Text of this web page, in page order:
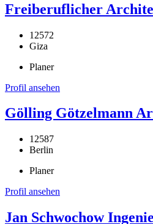
Freiberuflicher
12572
Giza
Planer
Profil ansehen
Gölling Götzelmann
12587
Berlin
Planer
Profil ansehen
Jan Schwochow